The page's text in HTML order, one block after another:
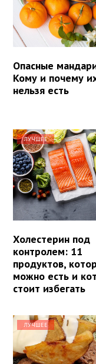
Опасные
Кому и почему
нельзя есть
ЛУЧШЕЕ
Холестерин под
контролем: 11
продуктов,
можно есть и
стоит избегать
ЛУЧШЕЕ